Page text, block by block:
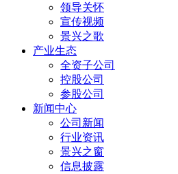
领导关怀
宣传视频
景兴之歌
产业生态
全资子公司
控股公司
参股公司
新闻中心
公司新闻
行业资讯
景兴之窗
信息披露